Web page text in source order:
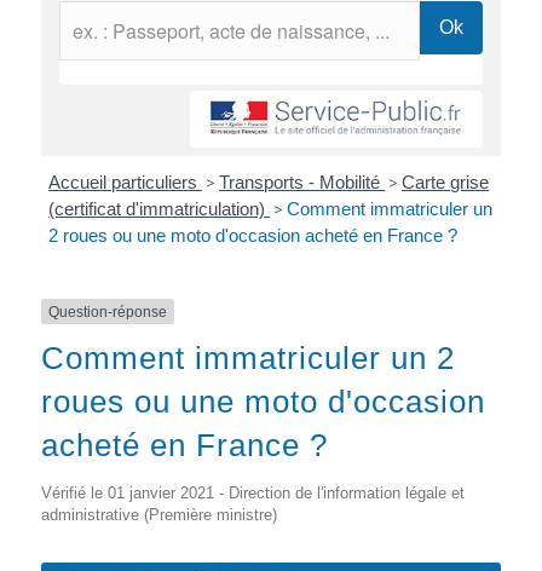
Accueil particuliers > Transports - Mobilité > Carte grise
(certificat d'immatriculation) > Comment immatriculer un
2 roues ou une moto d'occasion acheté en France ?
Question-réponse
Comment immatriculer un 2
roues ou une moto d'occasion
acheté en France ?
Vérifié le 01 janvier 2021 - Direction de l'information légale et
administrative (Première ministre)